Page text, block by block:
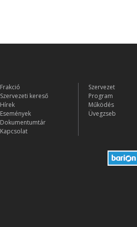
Frakció
Szervezeti kereső
Hírek
Események
Dokumentumtár
Kapcsolat
Szervezet
Program
Működés
Üvegzseb